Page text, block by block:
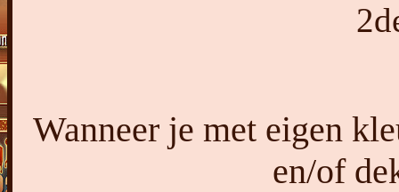
Wanneer je met eigen
en/of